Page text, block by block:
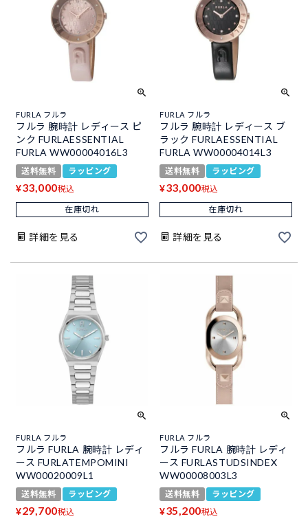
FURLA フルラ
フルラ 腕時計 レディース ピ
ンク FURLAESSENTIAL
FURLA WW00004016L3
送料無料 ラッピング
¥33,000税込
在庫切れ
詳細を見る
FURLA フルラ
フルラ 腕時計 レディース ブ
ラック FURLAESSENTIAL
FURLA WW00004014L3
送料無料 ラッピング
¥33,000税込
在庫切れ
詳細を見る
FURLA フルラ
フルラ FURLA 腕時計 レディ
ース FURLATEMPOMINI
WW00020009L1
送料無料 ラッピング
¥29,700税込
FURLA フルラ
フルラ FURLA 腕時計 レディ
ース FURLASTUDSINDEX
WW00008003L3
送料無料 ラッピング
¥35,200税込